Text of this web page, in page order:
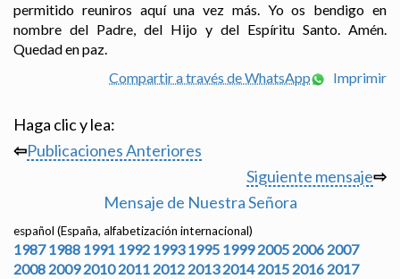
permitido reuniros aquí una vez más. Yo os bendigo en
nombre del Padre, del Hijo y del Espíritu Santo. Amén.
Quedad en paz.
Compartir a través de WhatsApp
Imprimir
Haga clic y lea:
⇦Publicaciones Anteriores
Siguiente mensaje⇨
Mensaje de Nuestra Señora
español (España, alfabetización internacional)
1987 1988 1991 1992 1993 1995 1999 2005 2006 2007
2008 2009 2010 2011 2012 2013 2014 2015 2016 2017